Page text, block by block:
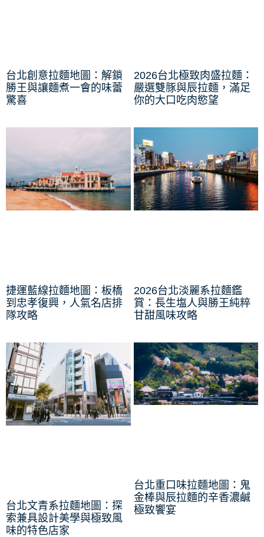
台北創意拉麵地圖：解鎖
勝王與讓麵煮一會的味蕾
驚喜
2026台北極致肉盛拉麵：
嚴選雙豚與辰拉麵，滿足
你的大口吃肉慾望
捷運藍線拉麵地圖：板橋
到忠孝復興，人氣名店排
隊攻略
2026台北淡麗系拉麵鑑
賞：長生塩人與勝王純粹
甘甜風味攻略
台北文青系拉麵地圖：探
索兼具設計美學與極致風
味的特色店家
台北重口味拉麵地圖：鬼
金棒與辰拉麵的辛香濃鹹
極致饗宴